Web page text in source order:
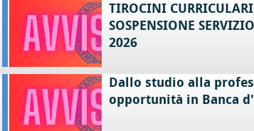
TIROCINI
SOSPENSIONE
2026
Dallo studio alla
opportunità in Banca